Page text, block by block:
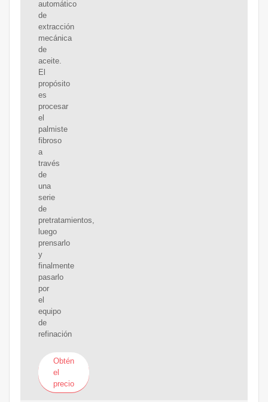
automático
de
extracción
mecánica
de
aceite.
El
propósito
es
procesar
el
palmiste
fibroso
a
través
de
una
serie
de
pretratamientos,
luego
prensarlo
y
finalmente
pasarlo
por
el
equipo
de
refinación
Obtén
el
precio